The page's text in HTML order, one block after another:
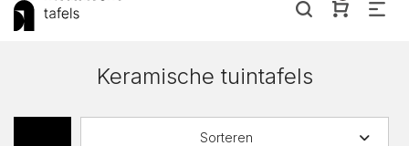
Keramische tuintafels
Sorteren